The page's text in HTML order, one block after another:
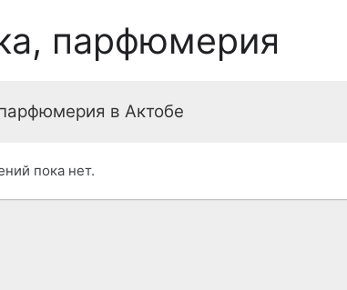
парфюмерия
в Актобе
пока нет.